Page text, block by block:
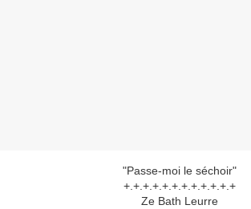
"Passe-moi le séchoir"
+.+.+.+.+.+.+.+.+.+.+.+
Ze Bath Leurre